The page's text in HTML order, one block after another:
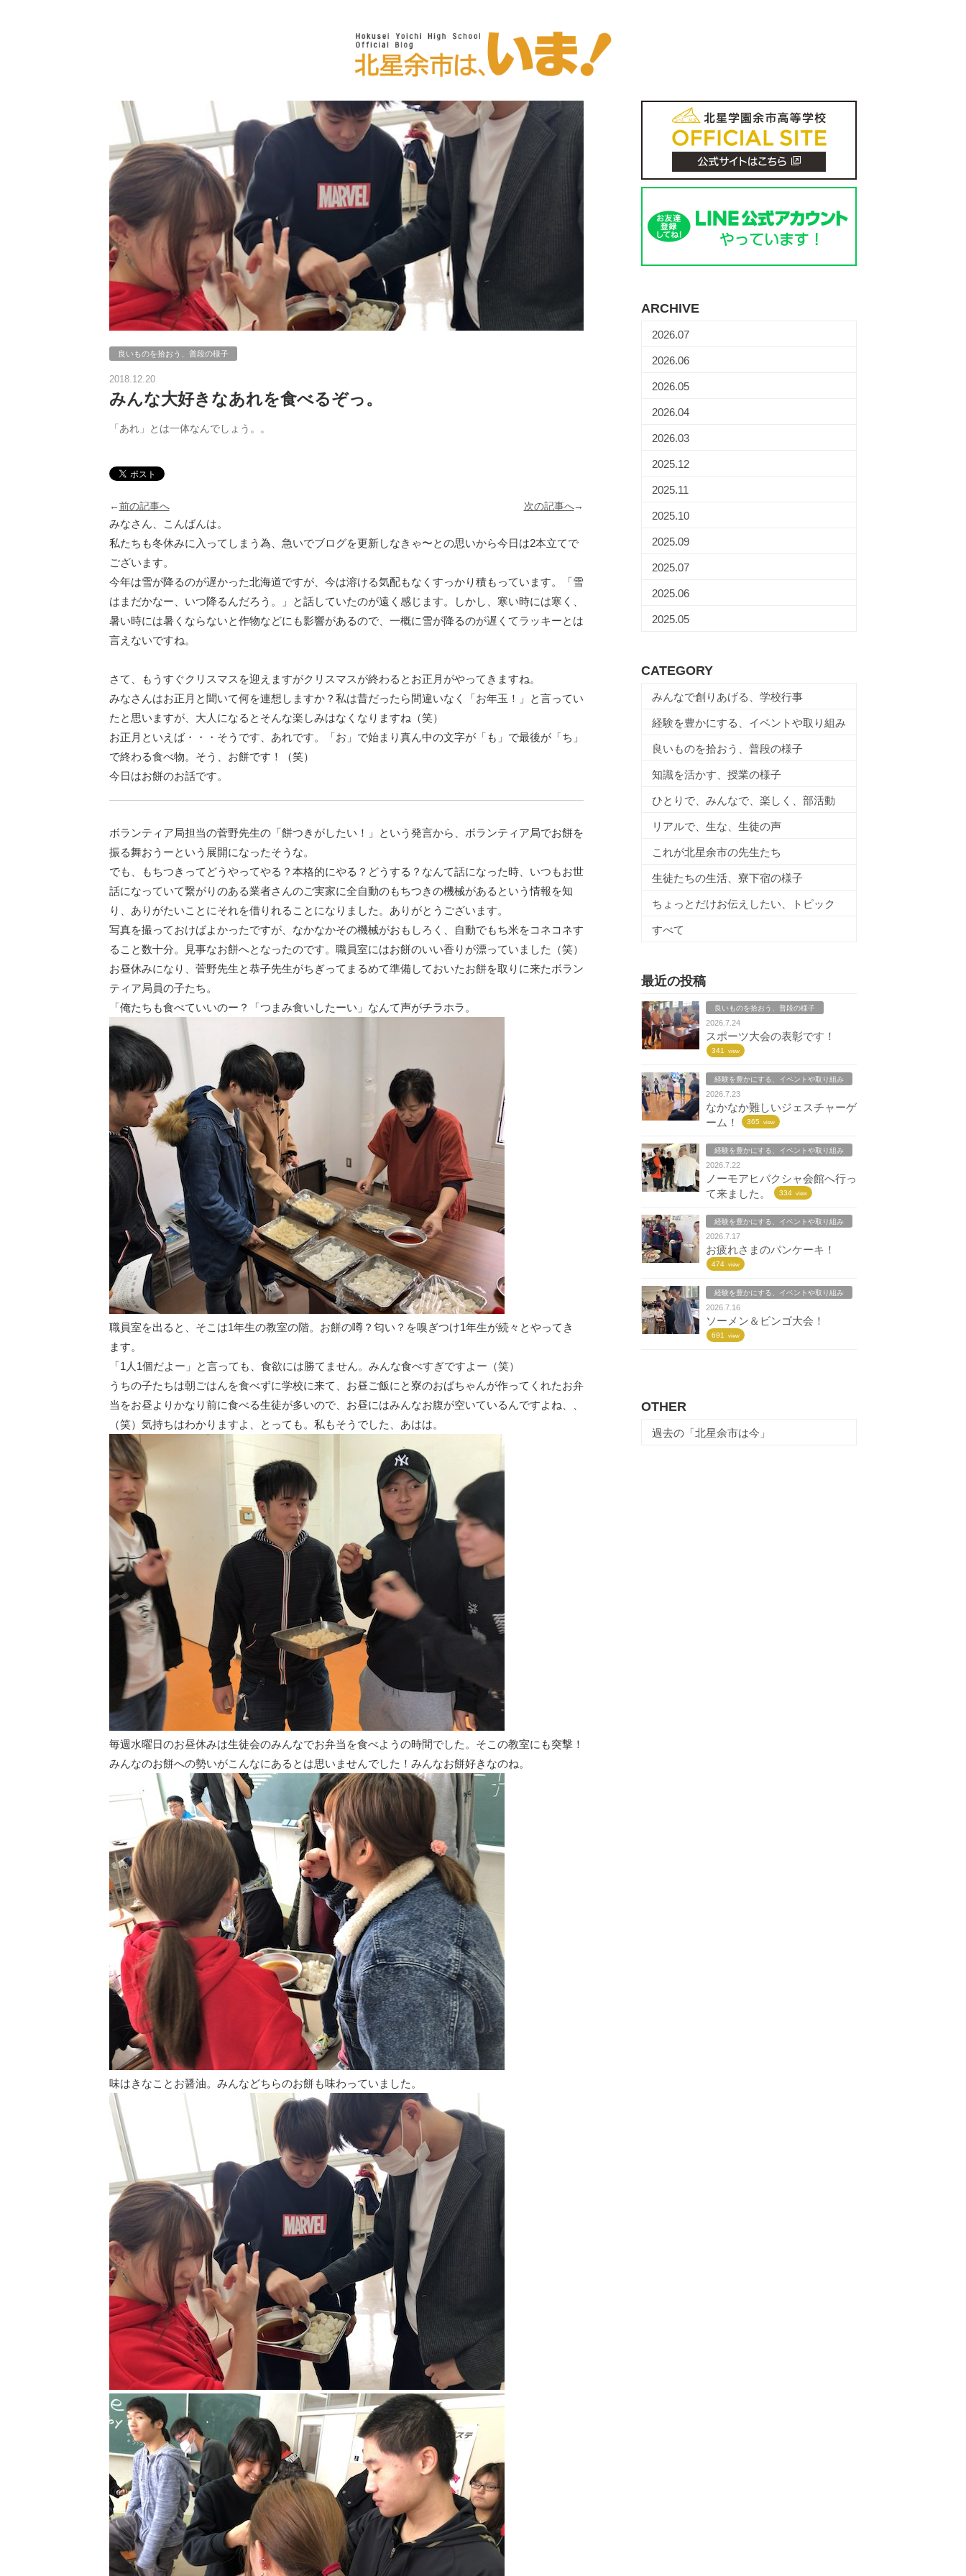
良いものを拾おう、普段の様子
2018.12.20
みんな大好きなあれを食べるぞっ。
「あれ」とは一体なんでしょう。。
←前の記事へ 次の記事へ→
みなさん、こんばんは。
私たちも冬休みに入ってしまう為、急いでブログを更新しなきゃ〜との思いから今日は2本立てで
ございます。
今年は雪が降るのが遅かった北海道ですが、今は溶ける気配もなくすっかり積もっています。「雪
はまだかなー、いつ降るんだろう。」と話していたのが遠く感じます。しかし、寒い時には寒く、
暑い時には暑くならないと作物などにも影響があるので、一概に雪が降るのが遅くてラッキーとは
言えないですね。
さて、もうすぐクリスマスを迎えますがクリスマスが終わるとお正月がやってきますね。
みなさんはお正月と聞いて何を連想しますか？私は昔だったら間違いなく「お年玉！」と言ってい
たと思いますが、大人になるとそんな楽しみはなくなりますね（笑）
お正月といえば・・・そうです、あれです。「お」で始まり真ん中の文字が「も」で最後が「ち」
で終わる食べ物。そう、お餅です！（笑）
今日はお餅のお話です。
ボランティア局担当の菅野先生の「餅つきがしたい！」という発言から、ボランティア局でお餅を
振る舞おうーという展開になったそうな。
でも、もちつきってどうやってやる？本格的にやる？どうする？なんて話になった時、いつもお世
話になっていて繋がりのある業者さんのご実家に全自動のもちつきの機械があるという情報を知
り、ありがたいことにそれを借りれることになりました。ありがとうございます。
写真を撮っておけばよかったですが、なかなかその機械がおもしろく、自動でもち米をコネコネす
ること数十分。見事なお餅へとなったのです。職員室にはお餅のいい香りが漂っていました（笑）
お昼休みになり、菅野先生と恭子先生がちぎってまるめて準備しておいたお餅を取りに来たボラン
ティア局員の子たち。
「俺たちも食べていいのー？「つまみ食いしたーい」なんて声がチラホラ。
職員室を出ると、そこは1年生の教室の階。お餅の噂？匂い？を嗅ぎつけ1年生が続々とやってき
ます。
「1人1個だよー」と言っても、食欲には勝てません。みんな食べすぎですよー（笑）
うちの子たちは朝ごはんを食べずに学校に来て、お昼ご飯にと寮のおばちゃんが作ってくれたお弁
当をお昼よりかなり前に食べる生徒が多いので、お昼にはみんなお腹が空いているんですよね、、
（笑）気持ちはわかりますよ、とっても。私もそうでした、あはは。
毎週水曜日のお昼休みは生徒会のみんなでお弁当を食べようの時間でした。そこの教室にも突撃！
みんなのお餅への勢いがこんなにあるとは思いませんでした！みんなお餅好きなのね。
味はきなことお醤油。みんなどちらのお餅も味わっていました。
ARCHIVE
2026.07
2026.06
2026.05
2026.04
2026.03
2025.12
2025.11
2025.10
2025.09
2025.07
2025.06
2025.05
CATEGORY
みんなで創りあげる、学校行事
経験を豊かにする、イベントや取り組み
良いものを拾おう、普段の様子
知識を活かす、授業の様子
ひとりで、みんなで、楽しく、部活動
リアルで、生な、生徒の声
これが北星余市の先生たち
生徒たちの生活、寮下宿の様子
ちょっとだけお伝えしたい、トピック
すべて
最近の投稿
良いものを拾おう、普段の様子
2026.7.24
スポーツ大会の表彰です！
341 view
経験を豊かにする、イベントや取り組み
2026.7.23
なかなか難しいジェスチャーゲ
ーム！
365 view
経験を豊かにする、イベントや取り組み
2026.7.22
ノーモアヒバクシャ会館へ行っ
て来ました。
334 view
経験を豊かにする、イベントや取り組み
2026.7.17
お疲れさまのパンケーキ！
474 view
経験を豊かにする、イベントや取り組み
2026.7.16
ソーメン＆ビンゴ大会！
691 view
OTHER
過去の「北星余市は今」